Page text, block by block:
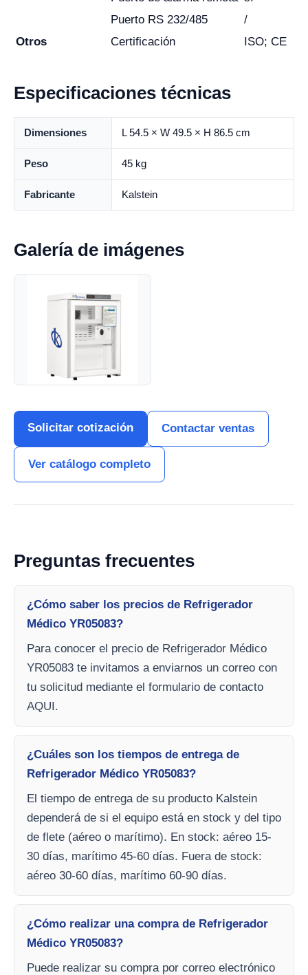
Puerto RS 232/485
/
Otros
Certificación ISO; CE
Especificaciones técnicas
Dimensiones L 54.5 × W 49.5 × H 86.5 cm
Peso 45 kg
Fabricante Kalstein
Galería de imágenes
Solicitar cotización Contactar ventas
Ver catálogo completo
Preguntas frecuentes
¿Cómo saber los precios de Refrigerador
Médico YR05083?
Para conocer el precio de Refrigerador Médico
YR05083 te invitamos a enviarnos un correo con
tu solicitud mediante el formulario de contacto
AQUI.
¿Cuáles son los tiempos de entrega de
Refrigerador Médico YR05083?
El tiempo de entrega de su producto Kalstein
dependerá de si el equipo está en stock y del tipo
de flete (aéreo o marítimo). En stock: aéreo 15-
30 días, marítimo 45-60 días. Fuera de stock:
aéreo 30-60 días, marítimo 60-90 días.
¿Cómo realizar una compra de Refrigerador
Médico YR05083?
Puede realizar su compra por correo electrónico